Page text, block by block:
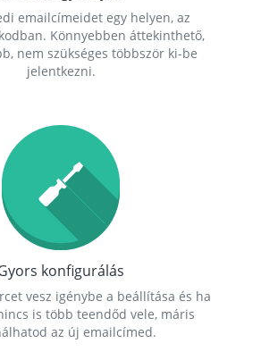
emailcímeidet egy helyen, az
Könnyebben áttekinthető,
nem szükséges többször ki-be
jelentkezni.
konfigurálás
vesz igénybe a beállítása és ha
is több teendőd vele, máris
az új emailcímed.